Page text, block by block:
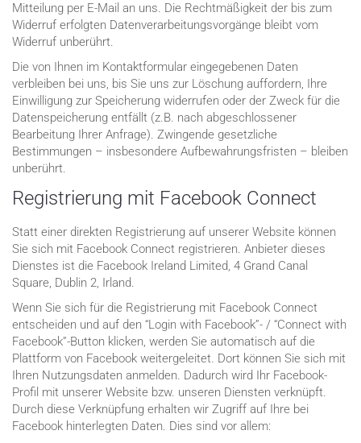
Mitteilung per E-Mail an uns. Die Rechtmäßigkeit der bis zum
Widerruf erfolgten Datenverarbeitungsvorgänge bleibt vom
Widerruf unberührt.
Die von Ihnen im Kontaktformular eingegebenen Daten
verbleiben bei uns, bis Sie uns zur Löschung auffordern, Ihre
Einwilligung zur Speicherung widerrufen oder der Zweck für die
Datenspeicherung entfällt (z.B. nach abgeschlossener
Bearbeitung Ihrer Anfrage). Zwingende gesetzliche
Bestimmungen – insbesondere Aufbewahrungsfristen – bleiben
unberührt.
Registrierung mit Facebook Connect
Statt einer direkten Registrierung auf unserer Website können
Sie sich mit Facebook Connect registrieren. Anbieter dieses
Dienstes ist die Facebook Ireland Limited, 4 Grand Canal
Square, Dublin 2, Irland.
Wenn Sie sich für die Registrierung mit Facebook Connect
entscheiden und auf den “Login with Facebook”- / “Connect with
Facebook”-Button klicken, werden Sie automatisch auf die
Plattform von Facebook weitergeleitet. Dort können Sie sich mit
Ihren Nutzungsdaten anmelden. Dadurch wird Ihr Facebook-
Profil mit unserer Website bzw. unseren Diensten verknüpft.
Durch diese Verknüpfung erhalten wir Zugriff auf Ihre bei
Facebook hinterlegten Daten. Dies sind vor allem: